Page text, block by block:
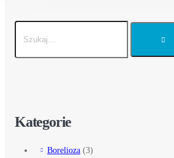
Kategorie
Borelioza (3)